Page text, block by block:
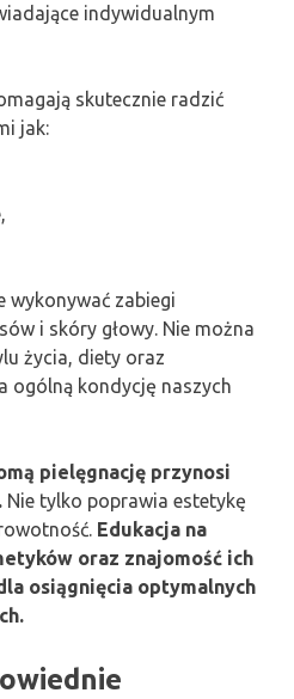
indywidualnym
skutecznie radzić
jak:
wykonywać zabiegi
i skóry głowy. Nie można
życia, diety oraz
ogólną kondycję naszych
pielęgnację przynosi
Nie tylko poprawia estetykę
Edukacja na
oraz znajomość ich
osiągnięcia optymalnych